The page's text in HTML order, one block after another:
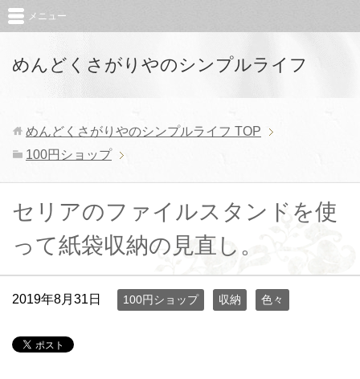
めんどくさがりやのシンプルライフ
メニュー
めんどくさがりやのシンプルライフ TOP
100円ショップ
セリアのファイルスタンドを使
って紙袋収納の見直し。
2019年8月31日 100円ショップ 収納 色々